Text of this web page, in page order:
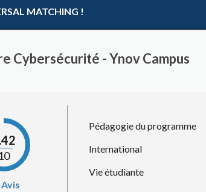
MATCHING !
Cybersécurité - Ynov Campus
Avis
Pédagogie du programme
International
Vie étudiante